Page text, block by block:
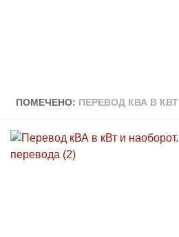
ПОМЕЧЕНО: ПЕРЕВОД КВА В КВТ